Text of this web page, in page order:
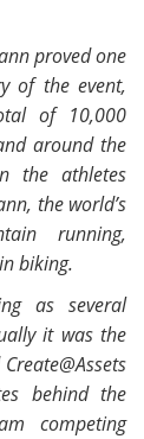
proved one
of the event,
of 10,000
around the
the athletes
the world’s
running,
biking.
as several
it was the
@Assets
behind the
competing